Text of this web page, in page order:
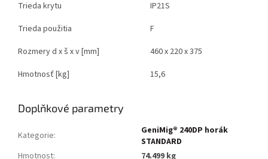
Trieda krytu
IP21S
Trieda použitia
F
Rozmery d x š x v [mm]
460 x 220 x 375
Hmotnosť [kg]
15,6
Doplňkové parametry
Kategorie:
GeniMig® 240DP horák
STANDARD
Hmotnost: 74.499 kg